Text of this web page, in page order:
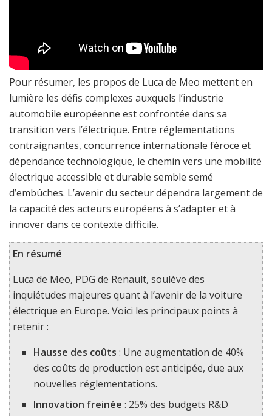
Pour résumer, les propos de Luca de Meo mettent en
lumière les défis complexes auxquels l’industrie
automobile européenne est confrontée dans sa
transition vers l’électrique. Entre réglementations
contraignantes, concurrence internationale féroce et
dépendance technologique, le chemin vers une mobilité
électrique accessible et durable semble semé
d’embûches. L’avenir du secteur dépendra largement de
la capacité des acteurs européens à s’adapter et à
innover dans ce contexte difficile.
En résumé
Luca de Meo, PDG de Renault, soulève des
inquiétudes majeures quant à l’avenir de la voiture
électrique en Europe. Voici les principaux points à
retenir :
Hausse des coûts : Une augmentation de 40%
des coûts de production est anticipée, due aux
nouvelles réglementations.
Innovation freinée : 25% des budgets R&D